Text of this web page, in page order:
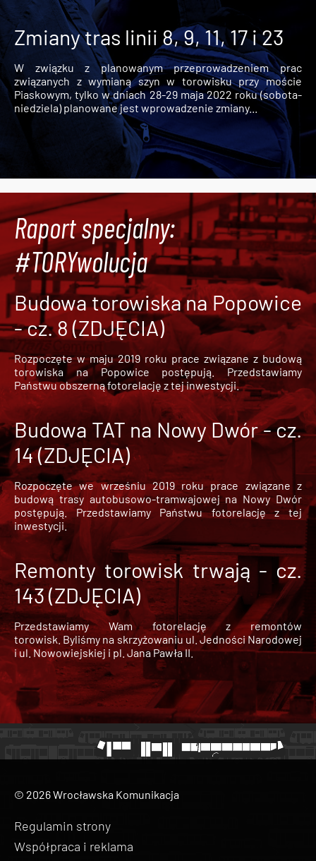
Zmiany tras linii 8, 9, 11, 17 i 23
W związku z planowanym przeprowadzeniem prac
związanych z wymianą szyn w torowisku przy moście
Piaskowym, tylko w dniach 28-29 maja 2022 roku (sobota-
niedziela) planowane jest wprowadzenie zmiany...
Raport specjalny:
#TORYwolucja
Budowa torowiska na Popowice
- cz. 8 (ZDJĘCIA)
Rozpoczęte w maju 2019 roku prace związane z budową
torowiska na Popowice
postępują. Przedstawiamy
Państwu obszerną fotorelację z tej inwestycji.
Budowa TAT na Nowy Dwór - cz.
14 (ZDJĘCIA)
Rozpoczęte we wrześniu 2019 roku prace związane z
budową trasy autobusowo-tramwajowej na Nowy Dwór
postępują. Przedstawiamy Państwu fotorelację z tej
inwestycji.
Remonty torowisk trwają - cz.
143 (ZDJĘCIA)
Przedstawiamy Wam fotorelację z remontów
torowisk. Byliśmy na skrzyżowaniu ul. Jedności Narodowej
i ul. Nowowiejskiej i pl. Jana Pawła II.
© 2026 Wrocławska Komunikacja
Regulamin strony
Współpraca i reklama